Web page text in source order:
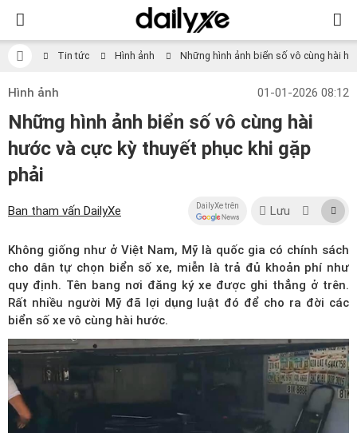
Tin tức Hình ảnh Những hình ảnh biển số vô cùng hài
Hình ảnh 01-01-2026 08:12
Những hình ảnh biển số vô cùng hài
hước và cực kỳ thuyết phục khi gặp
phải
Ban tham vấn DailyXe DailyXe trên Lưu
Không giống như ở Việt Nam, Mỹ là quốc gia có chính sách
cho dân tự chọn biển số xe, miễn là trả đủ khoản phí như
quy định. Tên bang nơi đăng ký xe được ghi thẳng ở trên.
Rất nhiều người Mỹ đã lợi dụng luật đó để cho ra đời các
biển số xe vô cùng hài hước.